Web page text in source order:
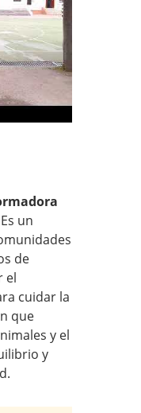
un
de
el
cuidar la
que
y el
y